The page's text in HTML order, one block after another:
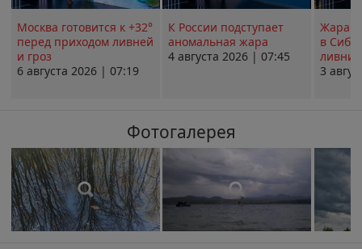
Москва готовится к +32°
перед приходом ливней
и гроз
6 августа 2026 | 07:19
К России подступает
аномальная жара
4 августа 2026 | 07:45
Жара в
в
ливни
3
Фотогалерея